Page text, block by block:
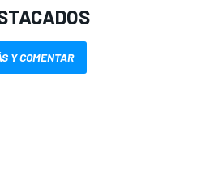
Y COMENTAR